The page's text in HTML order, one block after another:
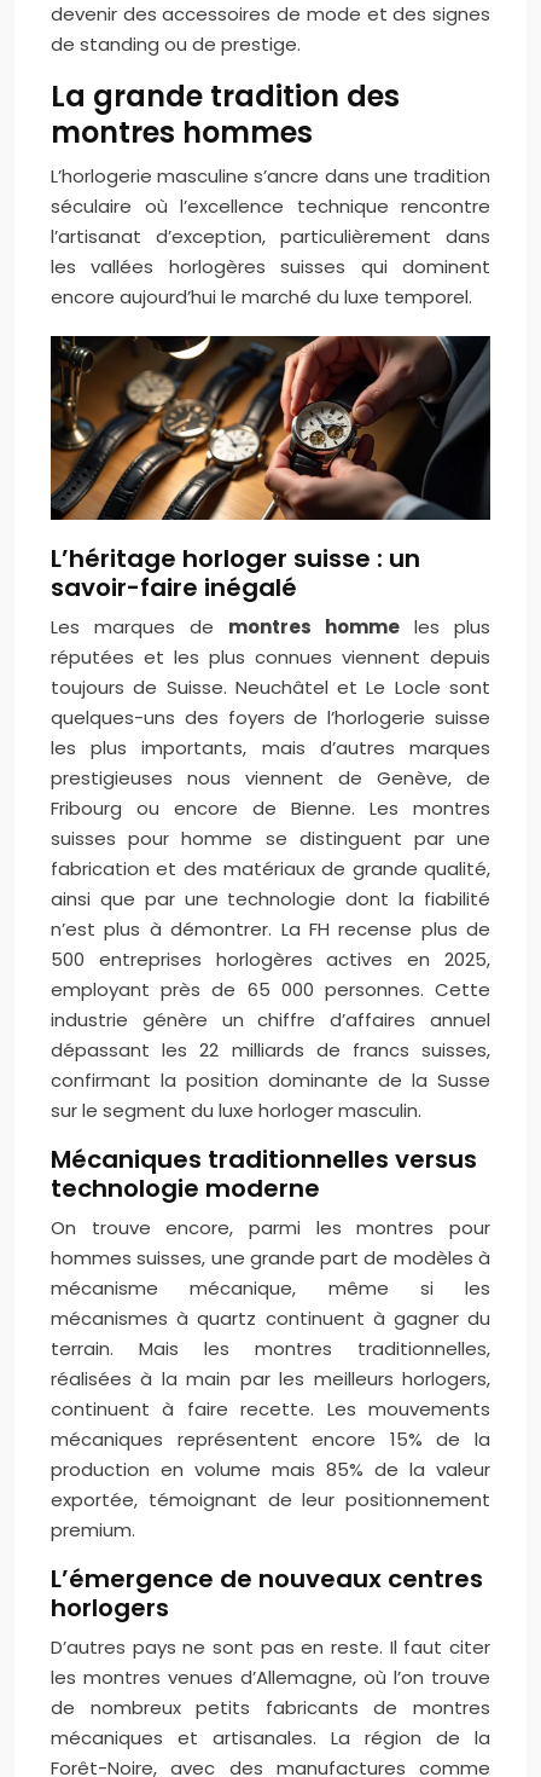
devenir des accessoires de mode et des signes
de standing ou de prestige.
La grande tradition des
montres hommes
L’horlogerie masculine s’ancre dans une tradition
séculaire où l’excellence technique rencontre
l’artisanat d’exception, particulièrement dans
les vallées horlogères suisses qui dominent
encore aujourd’hui le marché du luxe temporel.
L’héritage horloger suisse : un
savoir-faire inégalé
Les marques de montres homme les plus
réputées et les plus connues viennent depuis
toujours de Suisse. Neuchâtel et Le Locle sont
quelques-uns des foyers de l’horlogerie suisse
les plus importants, mais d’autres marques
prestigieuses nous viennent de Genève, de
Fribourg ou encore de Bienne. Les montres
suisses pour homme se distinguent par une
fabrication et des matériaux de grande qualité,
ainsi que par une technologie dont la fiabilité
n’est plus à démontrer. La FH recense plus de
500 entreprises horlogères actives en 2025,
employant près de 65 000 personnes. Cette
industrie génère un chiffre d’affaires annuel
dépassant les 22 milliards de francs suisses,
confirmant la position dominante de la Susse
sur le segment du luxe horloger masculin.
Mécaniques traditionnelles versus
technologie moderne
On trouve encore, parmi les montres pour
hommes suisses, une grande part de modèles à
mécanisme mécanique, même si les
mécanismes à quartz continuent à gagner du
terrain. Mais les montres traditionnelles,
réalisées à la main par les meilleurs horlogers,
continuent à faire recette. Les mouvements
mécaniques représentent encore 15% de la
production en volume mais 85% de la valeur
exportée, témoignant de leur positionnement
premium.
L’émergence de nouveaux centres
horlogers
D’autres pays ne sont pas en reste. Il faut citer
les montres venues d’Allemagne, où l’on trouve
de nombreux petits fabricants de montres
mécaniques et artisanales. La région de la
Forêt-Noire, avec des manufactures comme